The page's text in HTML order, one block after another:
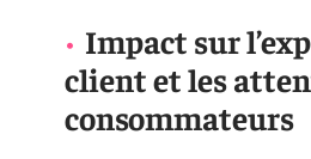
Impact sur
client et les
consommateurs